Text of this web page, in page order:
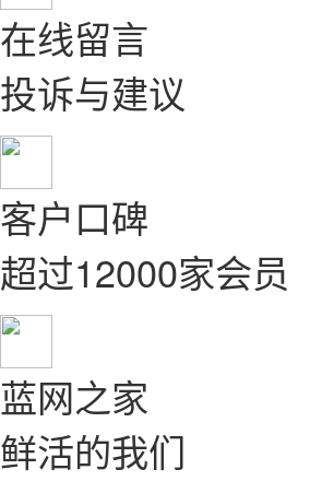
在线留言
投诉与建议
客户口碑
超过12000家会员
蓝网之家
鲜活的我们